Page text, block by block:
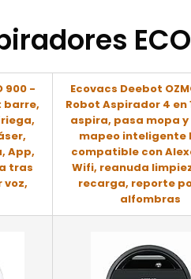
900 -
barre,
App,
tras
voz,
Ecovacs Deebot
Robot Aspirador 4 en
aspira, pasa mopa
mapeo inteligente
compatible con
Wifi, reanuda
recarga, reporte
alfombras